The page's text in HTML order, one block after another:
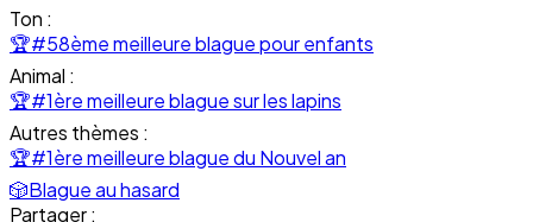
Ton :
🏆#58ème meilleure blague pour enfants
Animal :
🏆#1ère meilleure blague sur les lapins
Autres thèmes :
🏆#1ère meilleure blague du Nouvel an
🎲Blague au hasard
Partager :